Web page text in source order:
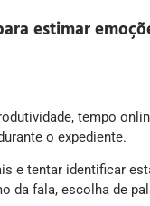
estimar
tempo
o expediente.
e tentar identificar
da fala, escolha de